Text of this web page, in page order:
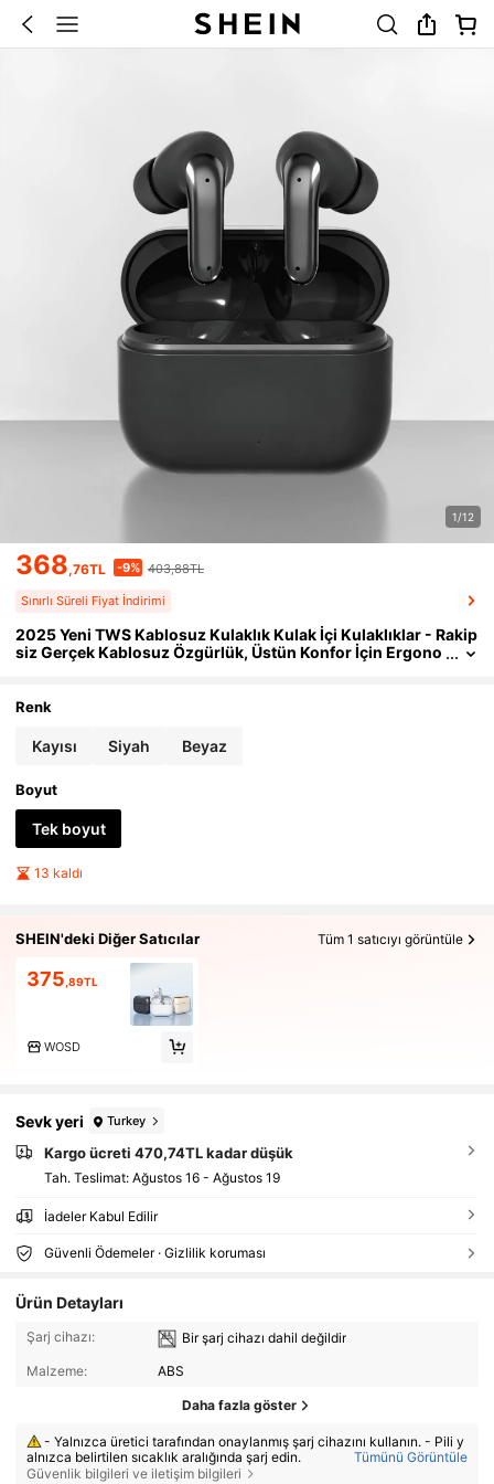
1/12
368,76TL -9% 403,88TL
Sınırlı Süreli Fiyat İndirimi
2025 Yeni TWS Kablosuz Kulaklık Kulak İçi Kulaklıklar - Rakip
siz Gerçek Kablosuz Özgürlük, Üstün Konfor İçin Ergono
eal!
Renk
Kayısı Siyah Beyaz
Boyut
Tek boyut
13 kaldı
SHEIN'deki Diğer Satıcılar Tüm 1 satıcıyı görüntüle
375 ,89TL
WOSD
Sevk yeri Turkey
Kargo ücreti 470,74TL kadar düşük
Tah. Teslimat: Ağustos 16 - Ağustos 19
İadeler Kabul Edilir
Güvenli Ödemeler · Gizlilik koruması
Ürün Detayları
Şarj cihazı:
Bir şarj cihazı dahil değildir
Malzeme:
ABS
Daha fazla göster
- Yalnızca üretici tarafından onaylanmış şarj cihazını kullanın. - Pili y
alnızca belirtilen sıcaklık aralığında şarj edin.
- Pili yanlış tipte bir pille değiştirmek yangına veya patlamaya neden
Tümünü Görüntüle
Güvenlik bilgileri ve iletişim bilgileri